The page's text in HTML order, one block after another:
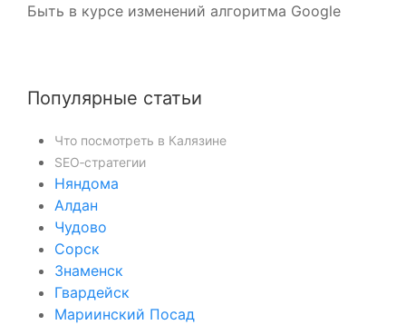
Быть в курсе изменений алгоритма Google
Популярные статьи
Что посмотреть в Калязине
SEO‑стратегии
Няндома
Алдан
Чудово
Сорск
Знаменск
Гвардейск
Мариинский Посад